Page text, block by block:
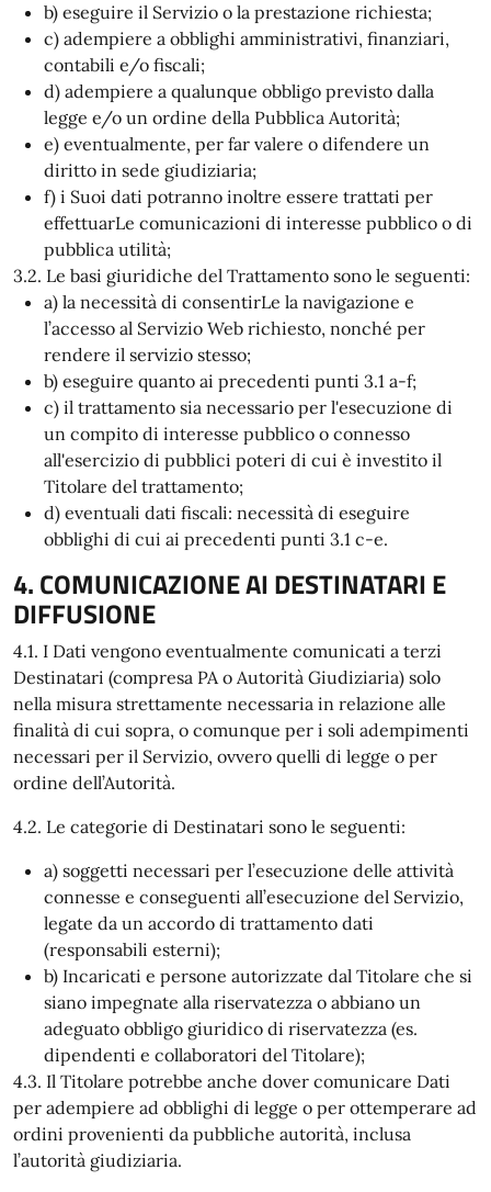
b) eseguire il Servizio o la prestazione richiesta;
c) adempiere a obblighi amministrativi, finanziari,
contabili e/o fiscali;
d) adempiere a qualunque obbligo previsto dalla
legge e/o un ordine della Pubblica Autorità;
e) eventualmente, per far valere o difendere un
diritto in sede giudiziaria;
f) i Suoi dati potranno inoltre essere trattati per
effettuarLe comunicazioni di interesse pubblico o di
pubblica utilità;
3.2. Le basi giuridiche del Trattamento sono le seguenti:
a) la necessità di consentirLe la navigazione e
l’accesso al Servizio Web richiesto, nonché per
rendere il servizio stesso;
b) eseguire quanto ai precedenti punti 3.1 a-f;
c) il trattamento sia necessario per l'esecuzione di
un compito di interesse pubblico o connesso
all'esercizio di pubblici poteri di cui è investito il
Titolare del trattamento;
d) eventuali dati fiscali: necessità di eseguire
obblighi di cui ai precedenti punti 3.1 c-e.
4. COMUNICAZIONE AI DESTINATARI E
DIFFUSIONE
4.1. I Dati vengono eventualmente comunicati a terzi
Destinatari (compresa PA o Autorità Giudiziaria) solo
nella misura strettamente necessaria in relazione alle
finalità di cui sopra, o comunque per i soli adempimenti
necessari per il Servizio, ovvero quelli di legge o per
ordine dell’Autorità.
4.2. Le categorie di Destinatari sono le seguenti:
a) soggetti necessari per l’esecuzione delle attività
connesse e conseguenti all’esecuzione del Servizio,
legate da un accordo di trattamento dati
(responsabili esterni);
b) Incaricati e persone autorizzate dal Titolare che si
siano impegnate alla riservatezza o abbiano un
adeguato obbligo giuridico di riservatezza (es.
dipendenti e collaboratori del Titolare);
4.3. Il Titolare potrebbe anche dover comunicare Dati
per adempiere ad obblighi di legge o per ottemperare ad
ordini provenienti da pubbliche autorità, inclusa
l’autorità giudiziaria.